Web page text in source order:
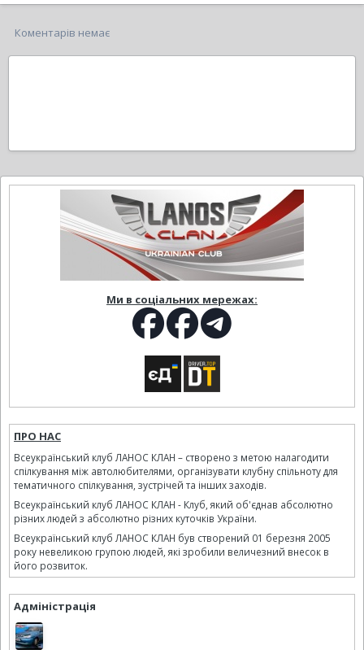
Коментарів немає
Ми в соціальних мережах:
ПРО НАС
Всеукраїнський клуб ЛАНОС КЛАН – створено з метою налагодити
спілкування між автолюбителями, організувати клубну спільноту для
тематичного спілкування, зустрічей та інших заходів.
Всеукраїнський клуб ЛАНОС КЛАН - Клуб, який об'єднав абсолютно
різних людей з абсолютно різних куточків України.
Всеукраїнський клуб ЛАНОС КЛАН був створений 01 березня 2005
року невеликою групою людей, які зробили величезний внесок в
його розвиток.
Адміністрація